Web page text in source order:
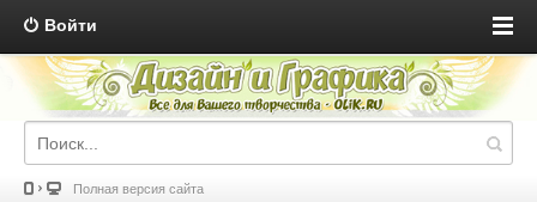
Войти
Полная версия сайта